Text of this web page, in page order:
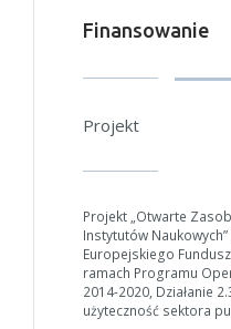
W zależności od ilości
Jeśli generowanie trwa zbyt
Finansowanie
Projekt
Projekt „Otwarte
Instytutów
Europejskiego
ramach Programu
2014-2020, Działanie
użyteczność sektora